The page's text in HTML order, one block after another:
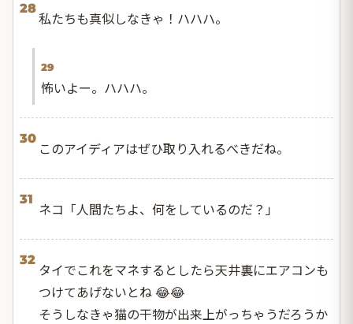
28
私たちも真似しなきゃ！ハハハ。
29
怖いよー。ハハハ。
30
このアイディアはぜひ取り入れるべきだね。
31
ネコ「人間たちよ、何をしているのだ？」
32
タイでこれをマネするとしたら天井裏にエアコンも
つけてあげないとね 😂😂
そうしなきゃ猫の干物が出来上がっちゃうだろうか